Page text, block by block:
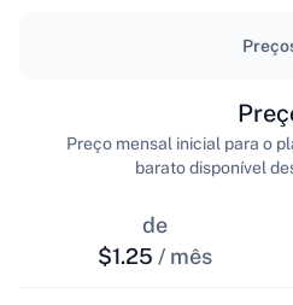
de
$1.25 / mês
Preço mensal inicial para o
barato disponível